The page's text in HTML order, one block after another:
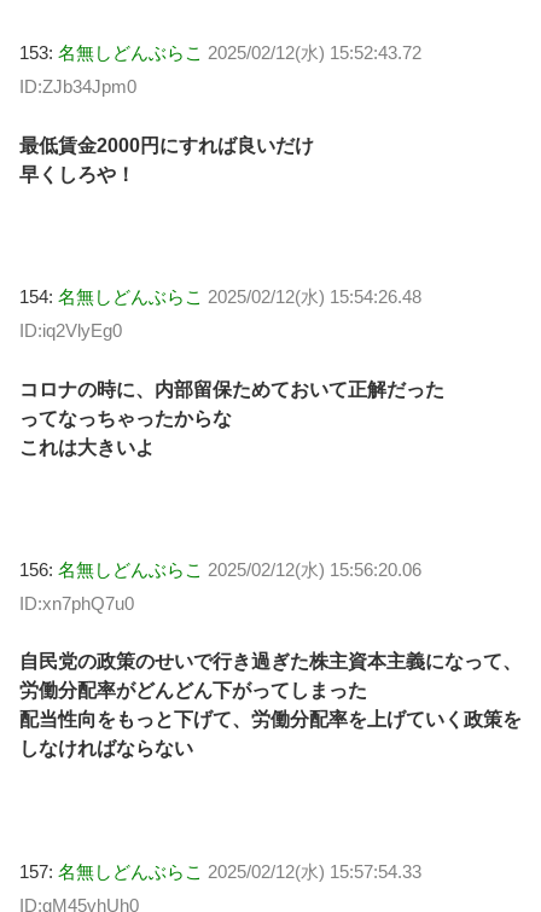
153: 名無しどんぶらこ 2025/02/12(水) 15:52:43.72
ID:ZJb34Jpm0
最低賃金2000円にすれば良いだけ
早くしろや！
154: 名無しどんぶらこ 2025/02/12(水) 15:54:26.48
ID:iq2VlyEg0
コロナの時に、内部留保ためておいて正解だった
ってなっちゃったからな
これは大きいよ
156: 名無しどんぶらこ 2025/02/12(水) 15:56:20.06
ID:xn7phQ7u0
自民党の政策のせいで行き過ぎた株主資本主義になって、
労働分配率がどんどん下がってしまった
配当性向をもっと下げて、労働分配率を上げていく政策を
しなければならない
157: 名無しどんぶらこ 2025/02/12(水) 15:57:54.33
ID:gM45vhUh0